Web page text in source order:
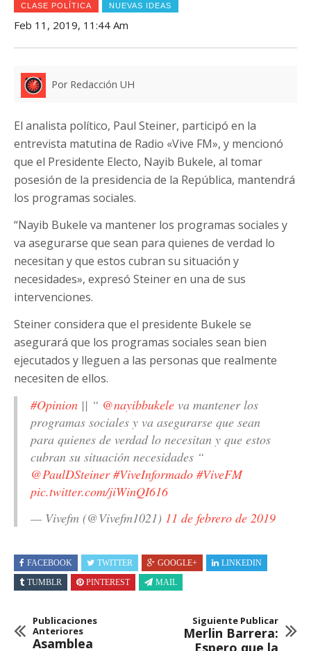
CLASE POLÍTICA NUEVAS IDEAS
Feb 11, 2019, 11:44 Am
Por Redacción UH
El analista político, Paul Steiner, participó en la
entrevista matutina de Radio «Vive FM», y mencionó
que el Presidente Electo, Nayib Bukele, al tomar
posesión de la presidencia de la República, mantendrá
los programas sociales.
“Nayib Bukele va mantener los programas sociales y
va asegurarse que sean para quienes de verdad lo
necesitan y que estos cubran su situación y
necesidades», expresó Steiner en una de sus
intervenciones.
Steiner considera que el presidente Bukele se
asegurará que los programas sociales sean bien
ejecutados y lleguen a las personas que realmente
necesiten de ellos.
#Opinion || “ @nayibbukele va mantener los
programas sociales y va asegurarse que sean
para quienes de verdad lo necesitan y que estos
cubran su situación necesidades “
@PaulDSteiner #ViveInformado #ViveFM
pic.twitter.com/jiWinQI616
— Vivefm (@Vivefm1021) 11 de febrero de 2019
FACEBOOK TWITTER GOOGLE+
LINKEDIN
TUMBLR
PINTEREST MAIL
Publicaciones
Anteriores
Asamblea
Siguiente Publicar
Merlin Barrera:
Espero que la